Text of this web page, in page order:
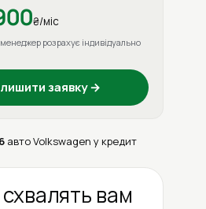
₴/міс
розрахує індивідуально
заявку →
авто Volkswagen у кредит
вам